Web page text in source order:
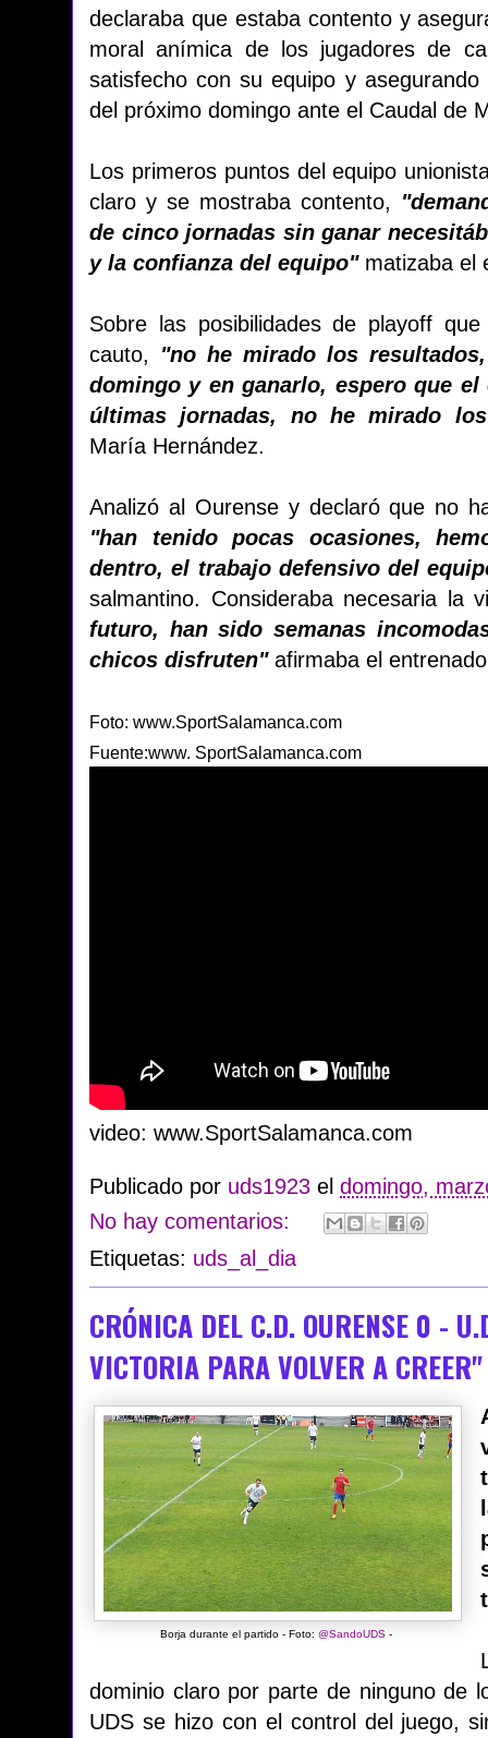
declaraba que estaba contento y
moral anímica de los jugadores de
satisfecho con su equipo y
del próximo domingo ante el Caudal de
Los primeros puntos del equipo
claro y se mostraba contento,
de cinco jornadas sin ganar
y la confianza del equipo"matizaba el
Sobre las posibilidades de playoff
cauto, "no he mirado los
domingo y en ganarlo, espero que
últimas jornadas, no he mirado
María Hernández.
Analizó al Ourense y declaró que no
"han tenido pocas ocasiones,
dentro, el trabajo defensivo del
salmantino. Consideraba necesaria la
futuro, han sido semanas
chicos disfruten"afirmaba el
Foto: www.SportSalamanca.com
Fuente:www. SportSalamanca.com
video: www.SportSalamanca.com
Publicado por uds1923 el domingo,
No hay comentarios:
Etiquetas: uds_al_dia
CRÓNICA DEL C.D. OURENSE 0 -
VICTORIA PARA VOLVER A CREER"
Borja durante el partido - Foto: @SandoUDS -
dominio claro por parte de ninguno de
UDS se hizo con el control del juego,